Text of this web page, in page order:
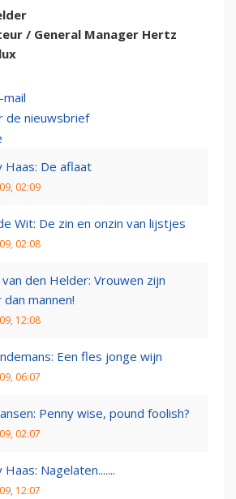
/ General Manager Hertz
de nieuwsbrief
Haas: De aflaat
02:09
Wit: De zin en onzin van lijstjes
02:08
den Helder: Vrouwen zijn
mannen!
12:08
Een fles jonge wijn
06:07
Penny wise, pound foolish?
02:07
Nagelaten.......
12:07